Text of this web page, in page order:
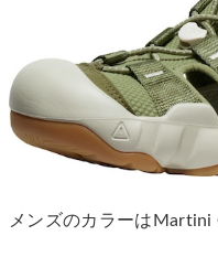
メンズのカラーはMartini